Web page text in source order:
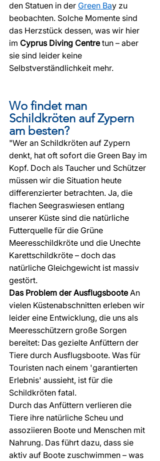
den Statuen in der Green Bay zu
beobachten. Solche Momente sind
das Herzstück dessen, was wir hier
im Cyprus Diving Centre tun – aber
sie sind leider keine
Selbstverständlichkeit mehr.
Wo findet man
Schildkröten auf Zypern
am besten?
"Wer an Schildkröten auf Zypern
denkt, hat oft sofort die Green Bay im
Kopf. Doch als Taucher und Schützer
müssen wir die Situation heute
differenzierter betrachten. Ja, die
flachen Seegraswiesen entlang
unserer Küste sind die natürliche
Futterquelle für die Grüne
Meeresschildkröte und die Unechte
Karettschildkröte – doch das
natürliche Gleichgewicht ist massiv
gestört.
Das Problem der Ausflugsboote An
vielen Küstenabschnitten erleben wir
leider eine Entwicklung, die uns als
Meeresschützern große Sorgen
bereitet: Das gezielte Anfüttern der
Tiere durch Ausflugsboote. Was für
Touristen nach einem 'garantierten
Erlebnis' aussieht, ist für die
Schildkröten fatal.
Durch das Anfüttern verlieren die
Tiere ihre natürliche Scheu und
assoziieren Boote und Menschen mit
Nahrung. Das führt dazu, dass sie
aktiv auf Boote zuschwimmen – was